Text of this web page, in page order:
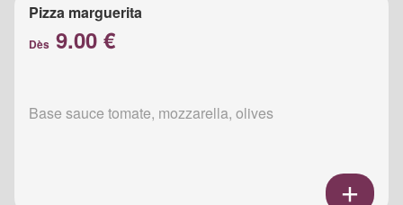
Pizza marguerita
Dès 9.00 €
Base sauce tomate, mozzarella, olives